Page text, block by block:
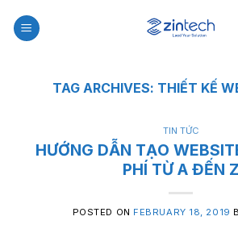
TAG ARCHIVES: THIẾT KẾ
TIN TỨC
HƯỚNG DẪN TẠO
PHÍ TỪ A ĐẾN Z
POSTED ON FEBRUARY 18, 2019